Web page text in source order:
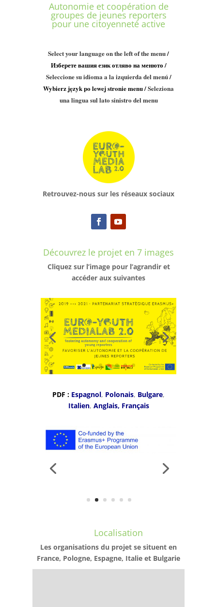
Autonomie et coopération de
groupes de jeunes reporters
pour une citoyenneté active
Select your language on the left of the menu/
Изберете вашия език отляво на менюто/
Seleccione su idioma a la izquierda del menú/
Wybierz język po lewej stronie menu/Seleziona
una lingua sul lato sinistro del menu
Retrouvez-nous sur les réseaux sociaux​
Découvrez le projet en 7 images
Cliquez sur l’image pour l’agrandir et
accéder aux suivantes
PDF : Espagnol, Polonais, Bulgare,
Italien, Anglais, Français
Localisation
Les organisations du projet se situent en
France, Pologne, Espagne, Italie et Bulgarie